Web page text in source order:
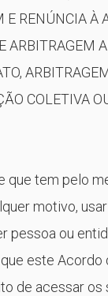
E RENÚNCIA
ARBITRAGEM
COLETIVA
tem pelo
motivo,
pessoa ou
este
de acessar